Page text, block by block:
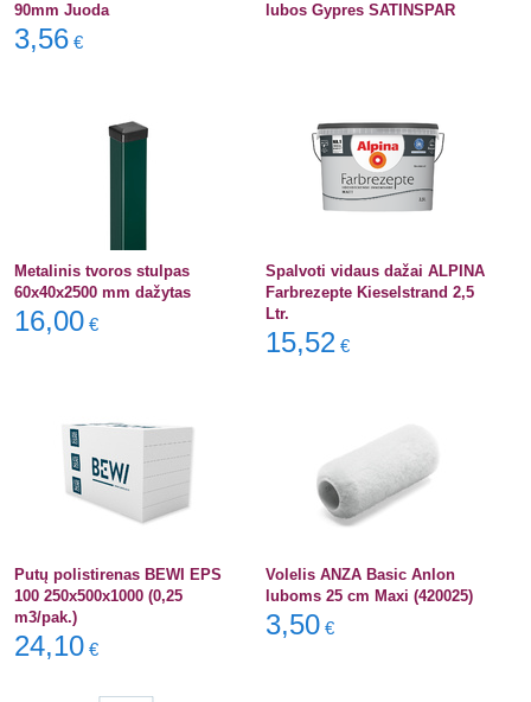
90mm Juoda
3,56 €
lubos Gypres SATINSPAR
Metalinis tvoros stulpas
60x40x2500 mm dažytas
16,00 €
Spalvoti vidaus dažai ALPINA
Farbrezepte Kieselstrand 2,5
Ltr.
15,52 €
Putų polistirenas BEWI EPS
100 250x500x1000 (0,25
m3/pak.)
24,10 €
Volelis ANZA Basic Anlon
luboms 25 cm Maxi (420025)
3,50 €